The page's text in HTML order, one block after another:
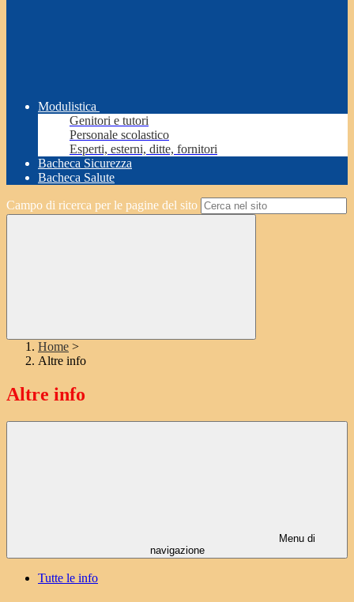
Modulistica
Genitori e tutori
Personale scolastico
Esperti, esterni, ditte, fornitori
Bacheca Sicurezza
Bacheca Salute
Campo di ricerca per le pagine del sito
Home >
Altre info
Altre info
Menu di
navigazione
Tutte le info